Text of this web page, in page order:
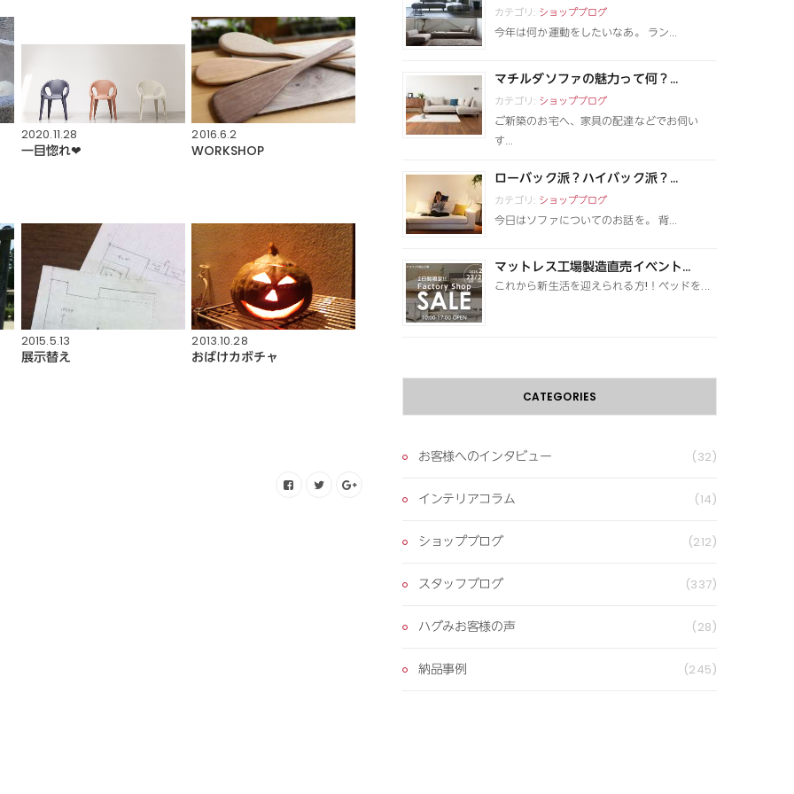
2020.11.28
一目惚れ❤︎
2016.6.2
WORKSHOP
2015.5.13
展示替え
2013.10.28
おばけカボチャ
カテゴリ: ショップブログ
今年は何か運動をしたいなあ。 ラン...
マチルダソファの魅力って何？...
カテゴリ: ショップブログ
ご新築のお宅へ、家具の配達などでお伺い
す...
ローバック派？ハイバック派？...
カテゴリ: ショップブログ
今日はソファについてのお話を。 背...
マットレス工場製造直売イベント...
これから新生活を迎えられる方!！ベッドを...
CATEGORIES
お客様へのインタビュー (32)
インテリアコラム (14)
ショップブログ (212)
スタッフブログ (337)
ハグみお客様の声 (28)
納品事例 (245)